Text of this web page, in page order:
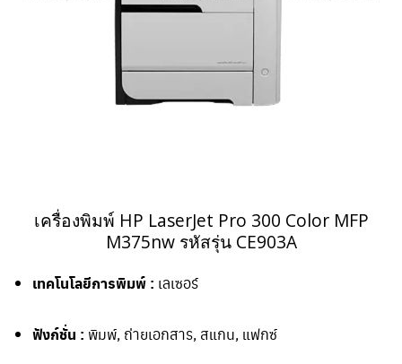
เครื่องพิมพ์ HP LaserJet Pro 300 Color MFP
M375nw รหัสรุ่น CE903A
เทคโนโลยีการพิมพ์ : เลเซอร์
ฟังก์ชั่น : พิมพ์, ถ่ายเอกสาร, สแกน, แฟกซ์